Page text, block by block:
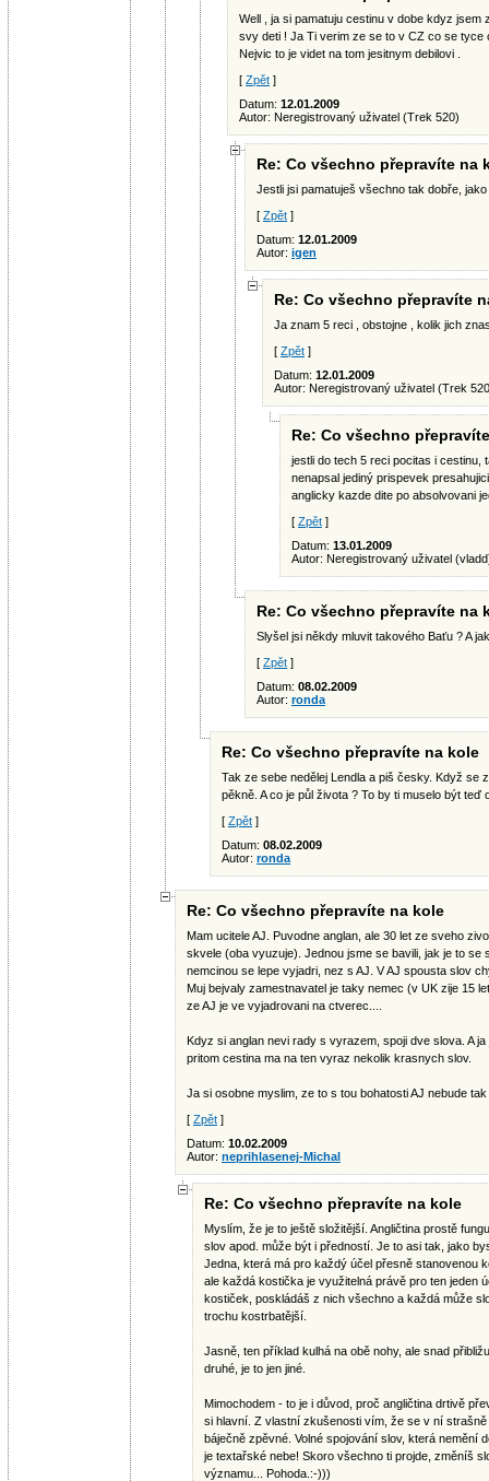
Well , ja si pamatuju cestinu v dobe kdyz jsem
svy deti ! Ja Ti verim ze se to v CZ co se
Nejvic to je videt na tom jesitnym debilovi .
[ Zpět ]
Datum: 12.01.2009
Autor: Neregistrovaný uživatel (Trek 520)
Re: Co všechno přepravíte na
Jestli jsi pamatuješ všechno tak dobře,
[ Zpět ]
Datum: 12.01.2009
Autor: igen
Re: Co všechno přepravíte
Ja znam 5 reci , obstojne , kolik jich
[ Zpět ]
Datum: 12.01.2009
Autor: Neregistrovaný uživatel (Trek
Re: Co všechno
jestli do tech 5 reci pocitas i cestinu,
nenapsal jediný prispevek
anglicky kazde dite po absolvovani
[ Zpět ]
Datum: 13.01.2009
Autor: Neregistrovaný uživatel
Re: Co všechno přepravíte na
Slyšel jsi někdy mluvit takového Baťu ? A
[ Zpět ]
Datum: 08.02.2009
Autor: ronda
Re: Co všechno přepravíte na kole
Tak ze sebe nedělej Lendla a piš česky. Když se
pěkně. A co je půl života ? To by ti muselo být
[ Zpět ]
Datum: 08.02.2009
Autor: ronda
Re: Co všechno přepravíte na kole
Mam ucitele AJ. Puvodne anglan, ale 30 let ze sveho
skvele (oba vyuzuje). Jednou jsme se bavili, jak je to se
nemcinou se lepe vyjadri, nez s AJ. V AJ spousta slov
Muj bejvaly zamestnavatel je taky nemec (v UK zije 15
ze AJ je ve vyjadrovani na ctverec....
Kdyz si anglan nevi rady s vyrazem, spoji dve slova. A
pritom cestina ma na ten vyraz nekolik krasnych slov.
Ja si osobne myslim, ze to s tou bohatosti AJ nebude
[ Zpět ]
Datum: 10.02.2009
Autor: neprihlasenej-Michal
Re: Co všechno přepravíte na kole
Myslím, že je to ještě složitější. Angličtina prostě
slov apod. může být i předností. Je to asi tak, jako
Jedna, která má pro každý účel přesně stanovenou
ale každá kostička je využitelná právě pro ten jeden
kostiček, poskládáš z nich všechno a každá může
trochu kostrbatější.
Jasně, ten příklad kulhá na obě nohy, ale snad
druhé, je to jen jiné.
Mimochodem - to je i důvod, proč angličtina drtivě
si hlavní. Z vlastní zkušenosti vím, že se v ní
báječně zpěvné. Volné spojování slov, která nemění
je textařské nebe! Skoro všechno ti projde, změníš
významu... Pohoda.:-)))